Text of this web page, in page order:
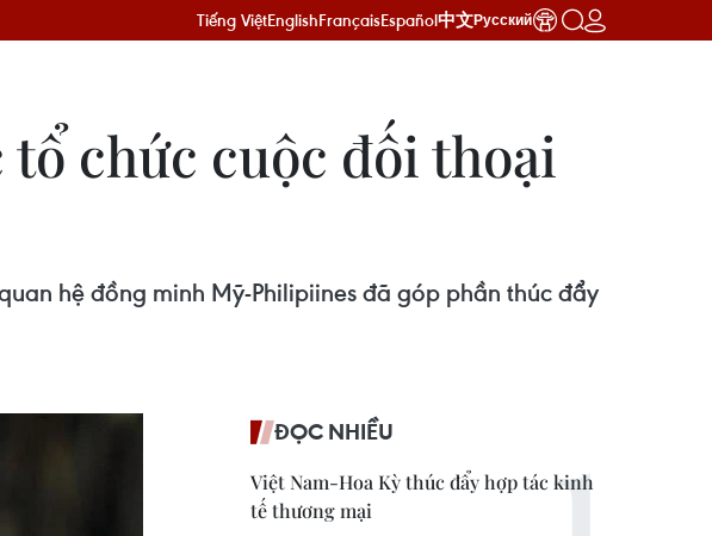
Tiếng ViệtEnglishFrançaisEspañol中文Русский
chức cuộc đối thoại
hệ đồng minh Mỹ-Philipiines đã góp phần thúc đẩy
ĐỌC NHIỀU
Việt Nam-Hoa Kỳ thúc đẩy hợp tác kinh
tế thương mại